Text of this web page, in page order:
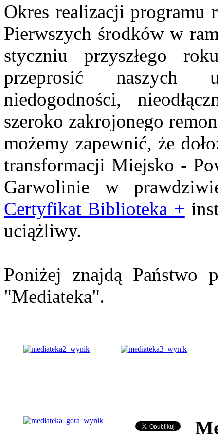
Okres realizacji programu
Pierwszych środków w
styczniu przyszłego
przeprosić naszych
niedogodności,
szeroko zakrojonego
możemy zapewnić, że
transformacji Miejsko -
Garwolinie w
Certyfikat Biblioteka +
uciążliwy.
Poniżej znajdą
"Mediateka".